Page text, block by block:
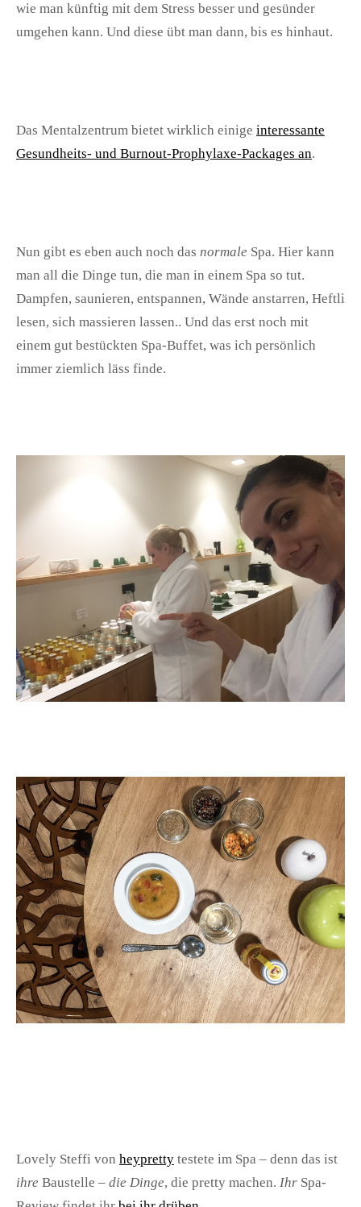
wie man künftig mit dem Stress besser und gesünder
umgehen kann. Und diese übt man dann, bis es hinhaut.
Das Mentalzentrum bietet wirklich einige interessante
Gesundheits- und Burnout-Prophylaxe-Packages an.
Nun gibt es eben auch noch das normale Spa. Hier kann
man all die Dinge tun, die man in einem Spa so tut.
Dampfen, saunieren, entspannen, Wände anstarren, Heftli
lesen, sich massieren lassen.. Und das erst noch mit
einem gut bestückten Spa-Buffet, was ich persönlich
immer ziemlich läss finde.
Lovely Steffi von heypretty testete im Spa – denn das ist
ihre Baustelle – die Dinge, die pretty machen. Ihr Spa-